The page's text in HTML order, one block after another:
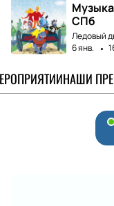
СПб
Ледовый
6 янв.
НАШИ